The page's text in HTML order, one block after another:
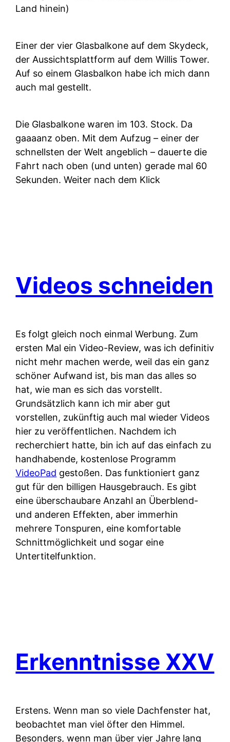
Land hinein)
Einer der vier Glasbalkone auf dem Skydeck,
der Aussichtsplattform auf dem Willis Tower.
Auf so einem Glasbalkon habe ich mich dann
auch mal gestellt.
Die Glasbalkone waren im 103. Stock. Da
gaaaanz oben. Mit dem Aufzug – einer der
schnellsten der Welt angeblich – dauerte die
Fahrt nach oben (und unten) gerade mal 60
Sekunden. Weiter nach dem Klick
Videos schneiden
Es folgt gleich noch einmal Werbung. Zum
ersten Mal ein Video-Review, was ich definitiv
nicht mehr machen werde, weil das ein ganz
schöner Aufwand ist, bis man das alles so
hat, wie man es sich das vorstellt.
Grundsätzlich kann ich mir aber gut
vorstellen, zukünftig auch mal wieder Videos
hier zu veröffentlichen. Nachdem ich
recherchiert hatte, bin ich auf das einfach zu
handhabende, kostenlose Programm
VideoPad gestoßen. Das funktioniert ganz
gut für den billigen Hausgebrauch. Es gibt
eine überschaubare Anzahl an Überblend-
und anderen Effekten, aber immerhin
mehrere Tonspuren, eine komfortable
Schnittmöglichkeit und sogar eine
Untertitelfunktion.
Erkenntnisse XXV
Erstens. Wenn man so viele Dachfenster hat,
beobachtet man viel öfter den Himmel.
Besonders, wenn man über vier Jahre lang